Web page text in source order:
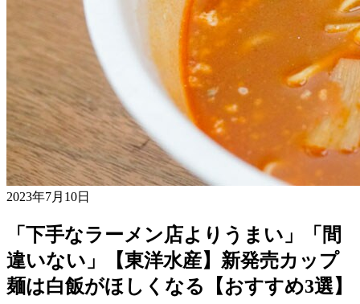
2023年7月10日
「下手なラーメン店よりうまい」「間
違いない」【東洋水産】新発売カップ
麺は白飯がほしくなる【おすすめ3選】